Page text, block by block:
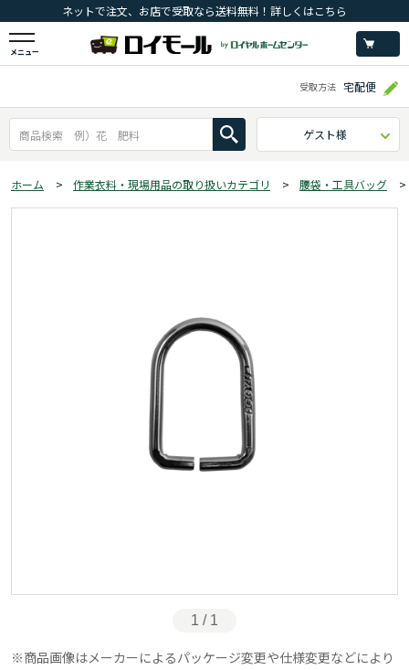
ネットで注文、お店で受取なら送料無料！詳しくはこちら
メニュー
受取方法 宅配便
ゲスト様
ホーム > 作業衣料・現場用品の取り扱いカテゴリ > 腰袋・工具バッグ >
1 / 1
商品画像はメーカーによるパッケージ変更や仕様変更などにより